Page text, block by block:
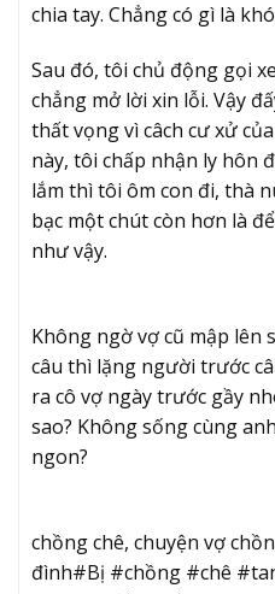
chia tay. Chẳng có gì là khó
Sau đó, tôi chủ động gọi
chẳng mở lời xin lỗi. Vậy
thất vọng vì câch cư xử
này, tôi chấp nhận ly hôn
lắm thì tôi ôm con đi, thà
bạc một chút còn hơn là
như vậy.
Không ngờ vợ cũ mập lên
câu thì lặng người trước
ra cô vợ ngày trước gầy
sao? Không sống cùng
ngon?
chồng chê, chuyện vợ
đình#Bị #chồng #chê